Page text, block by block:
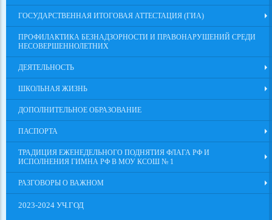
ГОСУДАРСТВЕННАЯ ИТОГОВАЯ АТТЕСТАЦИЯ (ГИА)
ПРОФИЛАКТИКА БЕЗНАДЗОРНОСТИ И ПРАВОНАРУШЕНИЙ СРЕДИ
НЕСОВЕРШЕННОЛЕТНИХ
ДЕЯТЕЛЬНОСТЬ
ШКОЛЬНАЯ ЖИЗНЬ
ДОПОЛНИТЕЛЬНОЕ ОБРАЗОВАНИЕ
ПАСПОРТА
ТРАДИЦИЯ ЕЖЕНЕДЕЛЬНОГО ПОДНЯТИЯ ФЛАГА РФ И
ИСПОЛНЕНИЯ ГИМНА РФ В МОУ КСОШ № 1
РАЗГОВОРЫ О ВАЖНОМ
2023-2024 УЧ.ГОД